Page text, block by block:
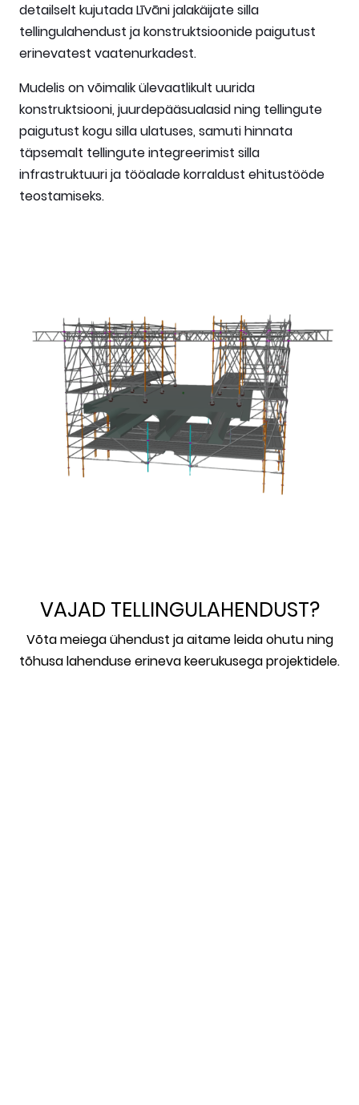
detailselt kujutada Līvāni jalakäijate silla
tellingulahendust ja konstruktsioonide paigutust
erinevatest vaatenurkadest.
Mudelis on võimalik ülevaatlikult uurida
konstruktsiooni, juurdepääsualasid ning tellingute
paigutust kogu silla ulatuses, samuti hinnata
täpsemalt tellingute integreerimist silla
infrastruktuuri ja tööalade korraldust ehitustööde
teostamiseks.
VAJAD TELLINGULAHENDUST?
Võta meiega ühendust ja aitame leida ohutu ning
tõhusa lahenduse erineva keerukusega projektidele.